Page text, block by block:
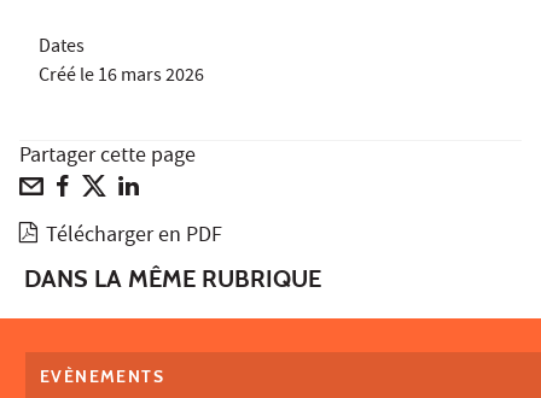
Dates
Créé le16 mars 2026
Partager cette page
Télécharger en PDF
DANS LA MÊME RUBRIQUE
EVÈNEMENTS